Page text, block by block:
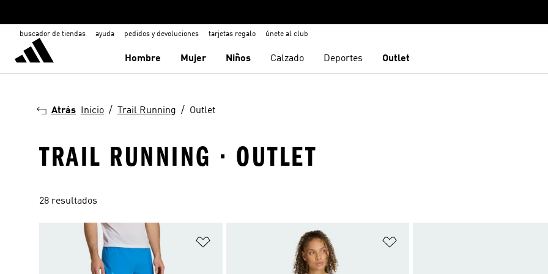
buscador de tiendas ayuda pedidos y devoluciones tarjetas regalo únete al club
Hombre Mujer Niños Calzado Deportes Outlet
Atrás Inicio Trail Running Outlet
TRAIL RUNNING · OUTLET
28 resultados
Añadir a la lista de deseos